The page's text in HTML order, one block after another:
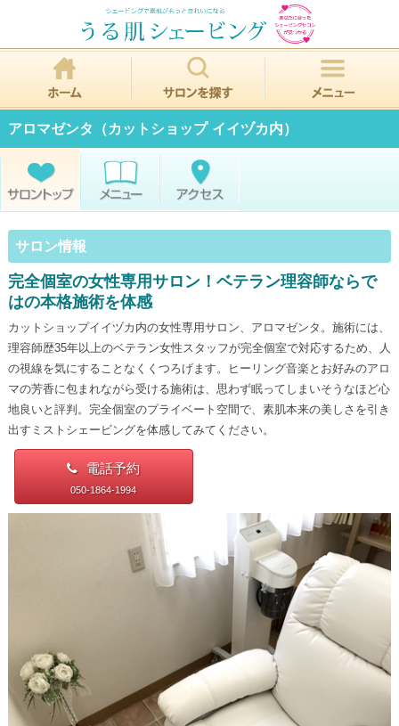
アロマゼンタ（カットショップ イイヅカ内）
サロン情報
完全個室の女性専用サロン！ベテラン理容師ならで
はの本格施術を体感
カットショップイイヅカ内の女性専用サロン、アロマゼンタ。施術には、
理容師歴35年以上のベテラン女性スタッフが完全個室で対応するため、人
の視線を気にすることなくくつろげます。ヒーリング音楽とお好みのアロ
マの芳香に包まれながら受ける施術は、思わず眠ってしまいそうなほど心
地良いと評判。完全個室のプライベート空間で、素肌本来の美しさを引き
出すミストシェービングを体感してみてください。
電話予約
050-1864-1994